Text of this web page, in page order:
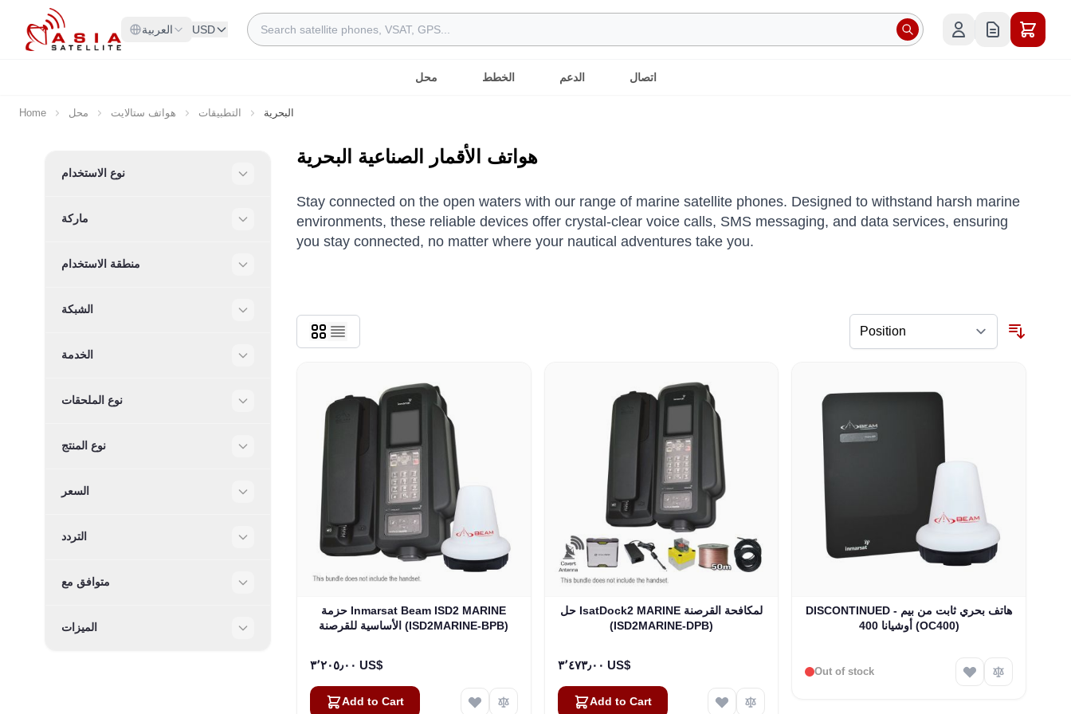
Skip to Content
العربية USD
Search
محل الخطط الدعم اتصال
Home محل هواتف ستالايت التطبيقات البحرية
Skip to product list
نوع الاستخدام
ماركة
منطقة الاستخدام
الشبكة
الخدمة
نوع الملحقات
نوع المنتج
السعر
التردد
متوافق مع
الميزات
هواتف الأقمار الصناعية البحرية
Stay connected on the open waters with our range of marine satellite phones. Designed to withstand harsh marine
environments, these reliable devices offer crystal-clear voice calls, SMS messaging, and data services, ensuring
you stay connected, no matter where your nautical adventures take you.
حزمة Inmarsat Beam ISD2 MARINE
الأساسية للقرصنة (ISD2MARINE-BPB)
٣٬٢٠٥٫٠٠ US$
Add to Cart
حل IsatDock2 MARINE لمكافحة القرصنة
(ISD2MARINE-DPB)
٣٬٤٧٣٫٠٠ US$
Add to Cart
DISCONTINUED - هاتف بحري ثابت من بيم
أوشيانا 400 (OC400)
Out of stock